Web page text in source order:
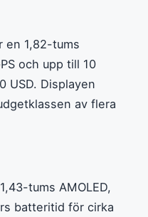
en 1,82-tums
och upp till 10
USD. Displayen
av flera
tums AMOLED,
batteritid för cirka